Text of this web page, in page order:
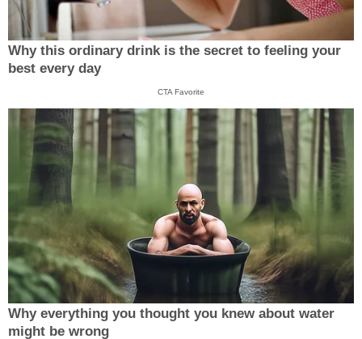
Why this ordinary drink is the secret to feeling your
best every day
CTA Favorite
Why everything you thought you knew about water
might be wrong